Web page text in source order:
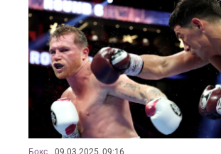
Бокс 09.03.2025, 09:16